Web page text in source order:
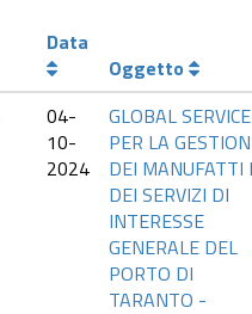
Data
Oggetto
04-
10-
2024
GLOBAL SERVICE
PER LA
DEI MANUFATTI
DEI SERVIZI DI
INTERESSE
GENERALE DEL
PORTO DI
TARANTO -